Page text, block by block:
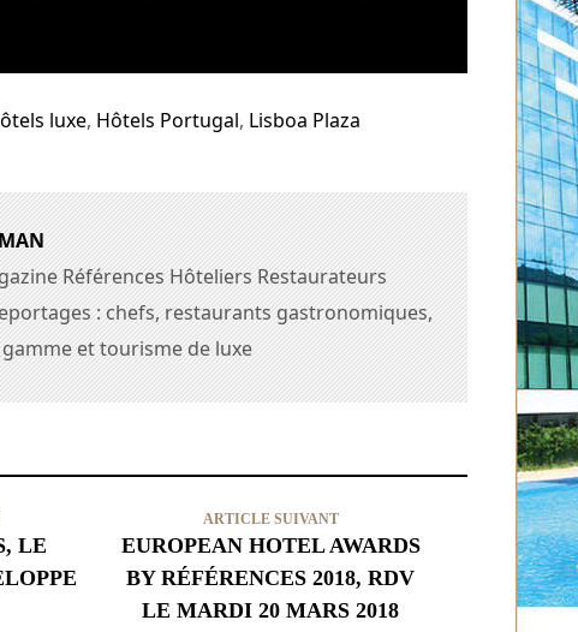
luxe, Hôtels Portugal, Lisboa Plaza
Références Hôteliers Restaurateurs
: chefs, restaurants gastronomiques,
et tourisme de luxe
LE
ARTICLE SUIVANT
EUROPEAN HOTEL AWARDS
BY RÉFÉRENCES 2018, RDV
LE MARDI 20 MARS 2018